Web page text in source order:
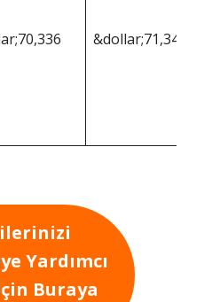
&dollar;71,347
Yardımcı
Buraya